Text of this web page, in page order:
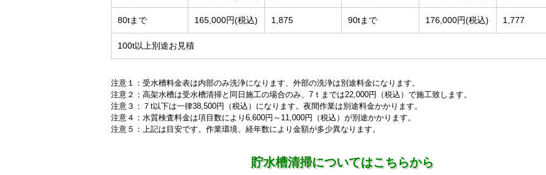
80tまで 165,000円(税込) 1,875 90tまで 176,000円(税込) 1,777
100t以上別途お見積
注意１：受水槽料金表は内部のみ洗浄になります、外部の洗浄は別途料金になります。
注意２：高架水槽は受水槽清掃と同日施工の場合のみ、7ｔまでは22,000円（税込）で施工致します。
注意３：７t以下は一律38,500円（税込）になります。夜間作業は別途料金かかります。
注意４：水質検査料金は項目数により6,600円～11,000円（税込）が別途かかります。
注意５：上記は目安です。作業環境、経年数により金額が多少異なります。
貯水槽清掃についてはこちらから